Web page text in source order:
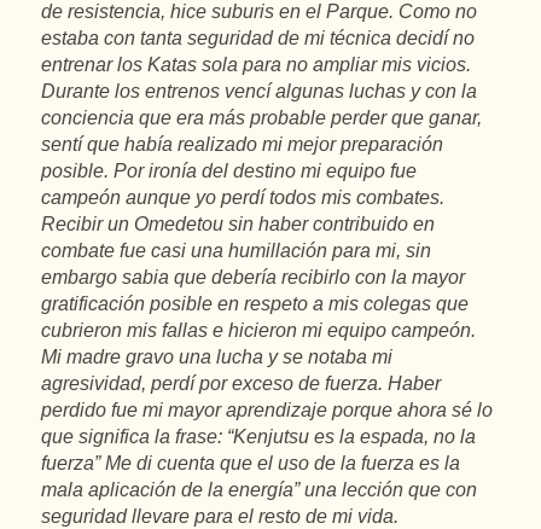
de resistencia, hice suburis en el Parque. Como no
estaba con tanta seguridad de mi técnica decidí no
entrenar los Katas sola para no ampliar mis vicios.
Durante los entrenos vencí algunas luchas y con la
conciencia que era más probable perder que ganar,
sentí que había realizado mi mejor preparación
posible. Por ironía del destino mi equipo fue
campeón aunque yo perdí todos mis combates.
Recibir un Omedetou sin haber contribuido en
combate fue casi una humillación para mi, sin
embargo sabia que debería recibirlo con la mayor
gratificación posible en respeto a mis colegas que
cubrieron mis fallas e hicieron mi equipo campeón.
Mi madre gravo una lucha y se notaba mi
agresividad, perdí por exceso de fuerza. Haber
perdido fue mi mayor aprendizaje porque ahora sé lo
que significa la frase: “Kenjutsu es la espada, no la
fuerza” Me di cuenta que el uso de la fuerza es la
mala aplicación de la energía” una lección que con
seguridad llevare para el resto de mi vida.